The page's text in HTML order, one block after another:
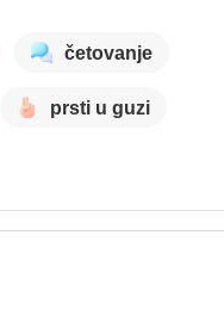
četovanje
prsti u guzi